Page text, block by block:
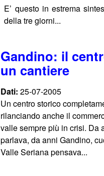
E’ questo in estrema
della tre giorni...
Gandino: il
un cantiere
Dati:25-07-2005
Un centro storico
rilanciando anche il
valle sempre più in crisi. Da
parlava, da anni Gandino,
Valle Seriana pensava...